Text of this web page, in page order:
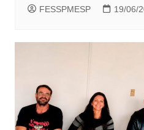
FESSPMESP 19/06/